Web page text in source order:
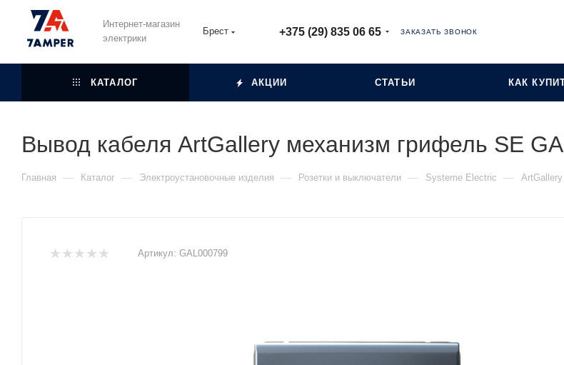
Интернет-магазин
электрики
Брест +375 (29) 835 06 65 ЗАКАЗАТЬ ЗВОНОК
КАТАЛОГ АКЦИИ СТАТЬИ КАК
Вывод кабеля ArtGallery механизм грифель SE
Главная — Каталог — Электроустановочные изделия — Розетки и выключатели — Systeme Electric — ArtGallery
Артикул: GAL000799